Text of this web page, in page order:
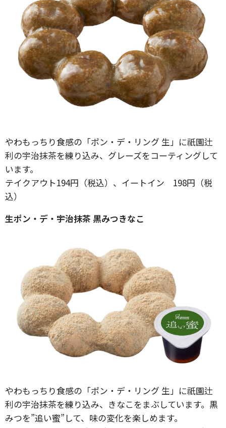
やわもっちり食感の「ポン・デ・リング 生」に祇園辻
利の宇治抹茶を練り込み、グレーズをコーティングして
います。
テイクアウト194円（税込）、イートイン 198円（税
込）
生ポン・デ・宇治抹茶 黒みつきなこ
やわもっちり食感の「ポン・デ・リング 生」に祇園辻
利の宇治抹茶を練り込み、きなこをまぶしています。黒
みつを”追い蜜”して、味の変化を楽しめます。